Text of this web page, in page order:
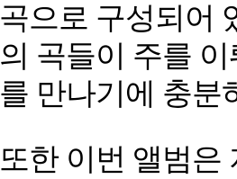
곡으로 구성되어
의 곡들이 주를
를 만나기에 충분
또한 이번 앨범은